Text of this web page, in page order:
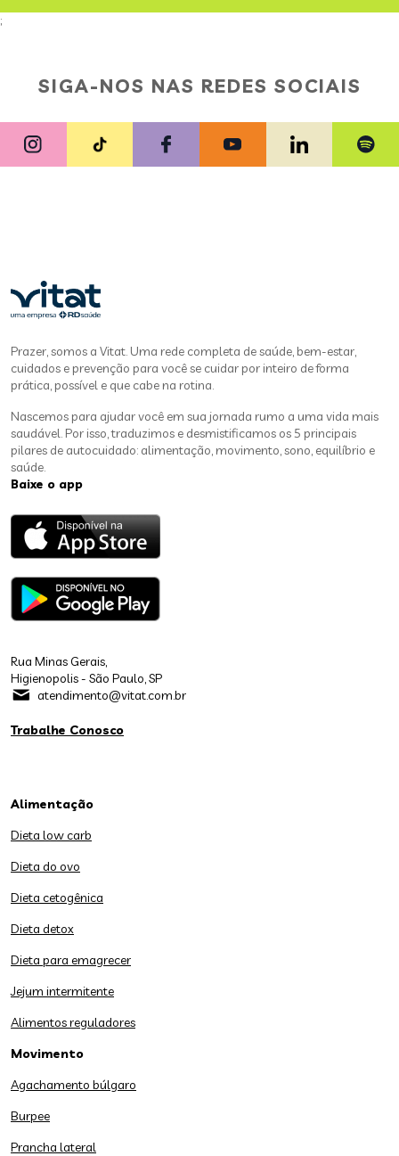
;
SIGA-NOS NAS REDES SOCIAIS
Prazer, somos a Vitat. Uma rede completa de saúde, bem-estar,
cuidados e prevenção para você se cuidar por inteiro de forma
prática, possível e que cabe na rotina.
Nascemos para ajudar você em sua jornada rumo a uma vida mais
saudável. Por isso, traduzimos e desmistificamos os 5 principais
pilares de autocuidado: alimentação, movimento, sono, equilíbrio e
saúde.
Baixe o app
Rua Minas Gerais,
Higienopolis - São Paulo, SP
atendimento@vitat.com.br
Trabalhe Conosco
Alimentação
Dieta low carb
Dieta do ovo
Dieta cetogênica
Dieta detox
Dieta para emagrecer
Jejum intermitente
Alimentos reguladores
Movimento
Agachamento búlgaro
Burpee
Prancha lateral